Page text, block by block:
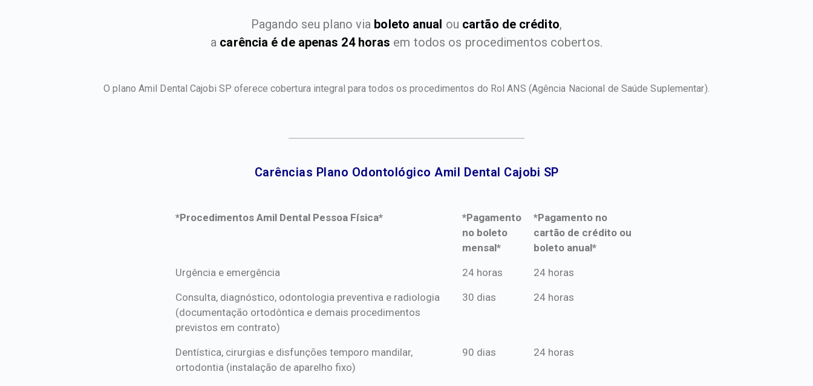
Pagando seu plano via boleto anual ou cartão de crédito,
a carência é de apenas 24 horas em todos os procedimentos cobertos.
O plano Amil Dental Cajobi SP oferece cobertura integral para todos os procedimentos do Rol ANS (Agência Nacional de Saúde Suplementar).
Carências Plano Odontológico Amil Dental Cajobi SP​
*Procedimentos Amil Dental Pessoa Física*
*Pagamento
no boleto
mensal*
*Pagamento no
cartão de crédito ou
boleto anual*
*Procedimentos Amil Dental Pessoa Física*
*Pagamento
mensal*
*Pagamento no
boleto anual*
Urgência e emergência 24 horas 24 horas
Consulta, diagnóstico, odontologia preventiva e radiologia
(documentação ortodôntica e demais procedimentos
previstos em contrato)
30 dias 24 horas
Dentística, cirurgias e disfunções temporo mandilar,
ortodontia (instalação de aparelho fixo)
90 dias 24 horas